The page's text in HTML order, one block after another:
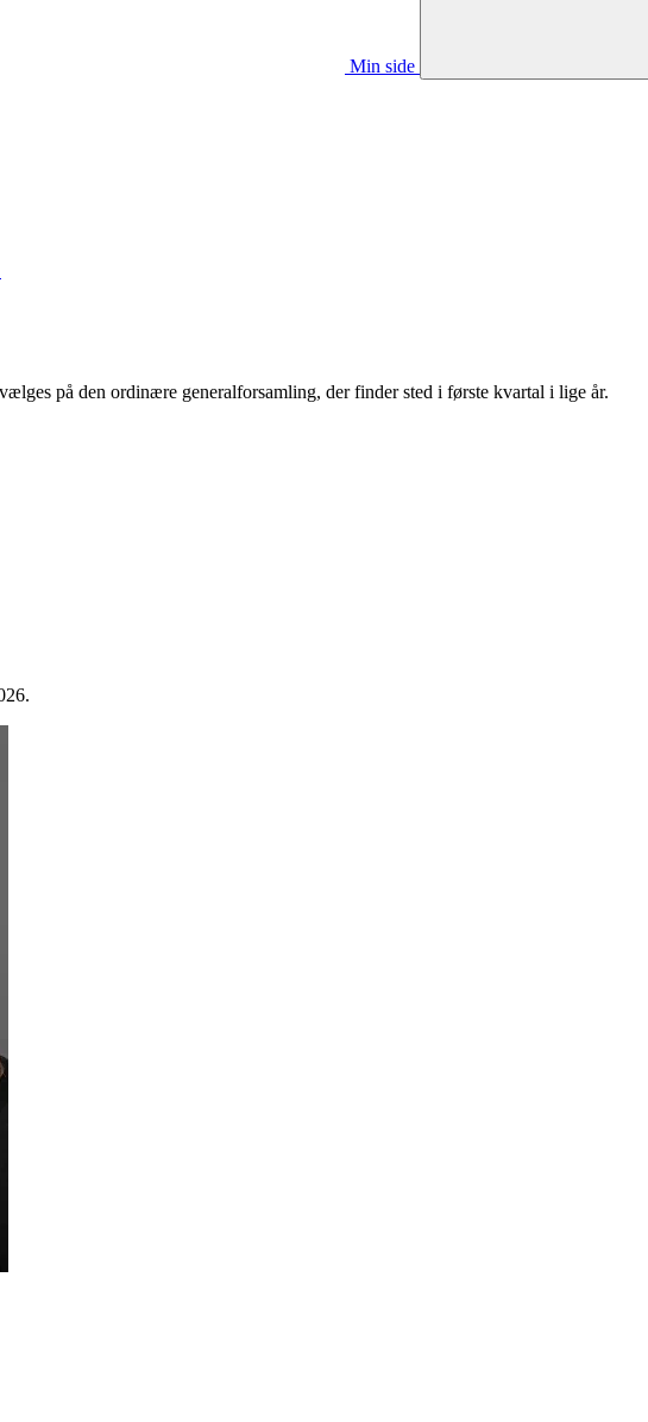
Min side
på den ordinære generalforsamling, der finder sted i første kvartal i lige år.